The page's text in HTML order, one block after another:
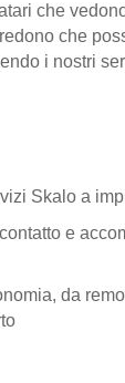
che
che
i nostri
Skalo a
e
da